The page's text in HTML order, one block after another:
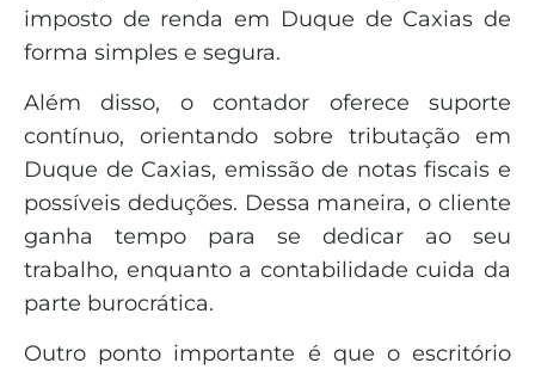
imposto de renda em Duque de Caxias de
forma simples e segura.
Além disso, o contador oferece suporte
contínuo, orientando sobre tributação em
Duque de Caxias, emissão de notas fiscais e
possíveis deduções. Dessa maneira, o cliente
ganha tempo para se dedicar ao seu
trabalho, enquanto a contabilidade cuida da
parte burocrática.
Outro ponto importante é que o escritório